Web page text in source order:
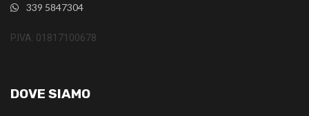
339 5847304
P.IVA: 01817100678
DOVE SIAMO